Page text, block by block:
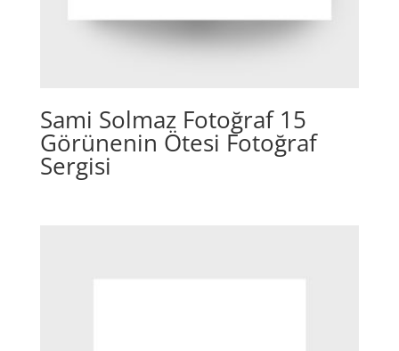
Sami Solmaz Fotoğraf 15
Görünenin Ötesi Fotoğraf
Sergisi